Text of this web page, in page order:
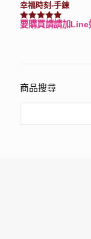
幸福時刻-手鍊
評分3150滿分 5
要購買請請加Line
商品搜尋